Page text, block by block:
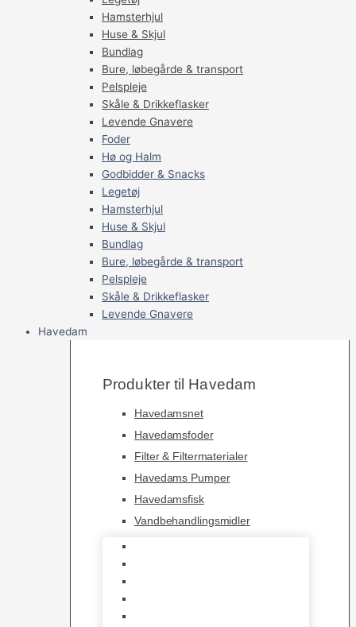
Hamsterhjul
Huse & Skjul
Bundlag
Bure, løbegårde & transport
Pelspleje
Skåle & Drikkeflasker
Levende Gnavere
Foder
Hø og Halm
Godbidder & Snacks
Legetøj
Hamsterhjul
Huse & Skjul
Bundlag
Bure, løbegårde & transport
Pelspleje
Skåle & Drikkeflasker
Levende Gnavere
Havedam
Produkter til Havedam
Havedamsnet
Havedamsfoder
Filter & Filtermaterialer
Havedams Pumper
Havedamsfisk
Vandbehandlingsmidler